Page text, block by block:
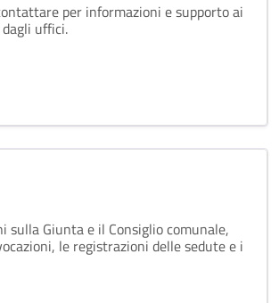
per informazioni e supporto ai
uffici.
sulla Giunta e il Consiglio comunale,
le registrazioni delle sedute e i